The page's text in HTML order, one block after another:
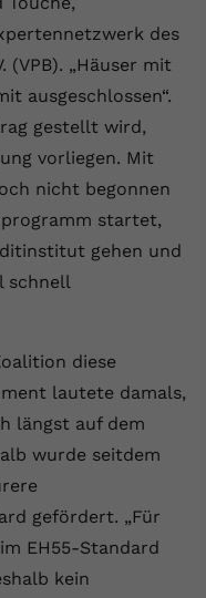
des
(VPB). „Häuser mit
ausgeschlossen“.
gestellt wird,
vorliegen. Mit
nicht begonnen
startet,
gehen und
schnell
diese
lautete damals,
längst auf dem
wurde seitdem
gefördert. „Für
EH55-Standard
kein
verwendet, um die
ID zum
auf der Website
Cookie über
statistische Daten.
Benutzers zu
YouTube-